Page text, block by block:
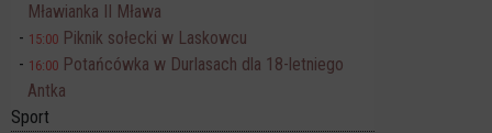
Mławianka II Mława
15:00 Piknik sołecki w Laskowcu
16:00 Potańcówka w Durlasach dla 18-letniego
Antka
Sport